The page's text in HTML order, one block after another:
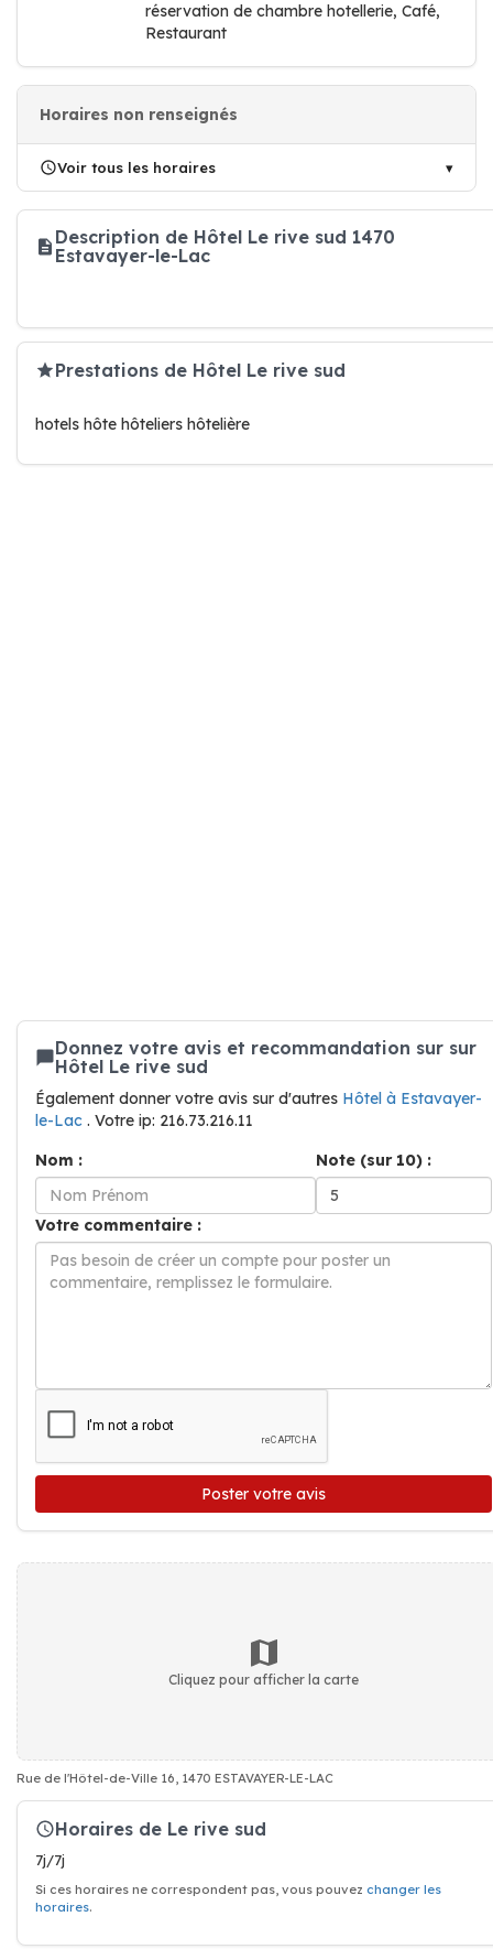
réservation de chambre hotellerie, Café,
Restaurant
Horaires non renseignés
Voir tous les horaires
Description de Hôtel Le rive sud 1470
Estavayer-le-Lac
Prestations de Hôtel Le rive sud
hotels hôte hôteliers hôtelière
Donnez votre avis et recommandation sur sur
Hôtel Le rive sud
Également donner votre avis sur d'autres Hôtel à Estavayer-
le-Lac . Votre ip: 216.73.216.11
Nom :
Note (sur 10) :
Votre commentaire :
Poster votre avis
Cliquez pour afficher la carte
Rue de l'Hôtel-de-Ville 16, 1470 ESTAVAYER-LE-LAC
Horaires de Le rive sud
7j/7j
Si ces horaires ne correspondent pas, vous pouvez changer les
horaires.